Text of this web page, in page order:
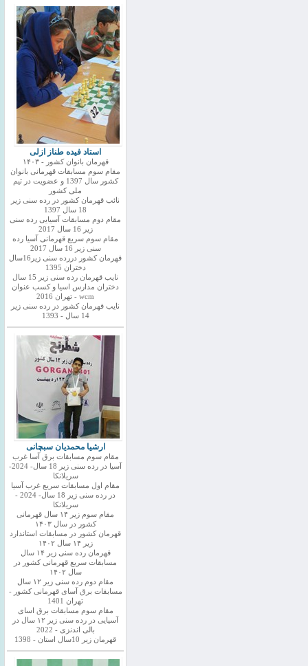
استاد فیده طناز ازلی
قهرمان بانوان کشور - ۱۴۰۳
مقام سوم مسابقات قهرمانی بانوان
کشور سال 1397 و عضویت در تیم
ملی کشور
نائب قهرمان کشور در رده سنی زیر
18 سال 1397
مقام دوم مسابقات آسیایی رده سنی
زیر 16 سال 2017
مقام سوم سریع قهرمانی آسیا رده
سنی زیر 16 سال 2017
قهرمان کشور دررده سنی زیر16سال
دختران 1395
نایب قهرمان رده سنی زیر 15 سال
دختران مدارس اسیا و کسب عنوان
wcm - تهران 2016
نایب قهرمان کشور در رده سنی زیر
14 سال - 1393
ارشیا محمدیان سبچانی
مقام سوم مسابقات برق آسا غرب
آسیا در رده سنی زیر 18 سال- 2024-
سریلانکا
مقام اول مسابقات سریع غرب آسیا
در رده سنی زیر 18 سال- 2024 -
سریلانکا
مقام سوم زیر ۱۴ سال قهرمانی
کشور در سال ۱۴۰۳
قهرمان کشور در مسابقات استاندارد
زیر ۱۴ سال ۱۴۰۲
قهرمان رده سنی زیر ۱۴ سال
مسابقات سریع قهرمانی کشور در
سال ۱۴۰۲
مقام دوم رده سنی زیر ۱۲ سال
مسابقات برق آسای قهرمانی کشور -
تهران 1401
مقام سوم مسابقات برق اسای
آسیایی در رده سنی زیر ۱۲ سال در
بالی اندنزی - 2022
قهرمان زیر 10سال استان - 1398